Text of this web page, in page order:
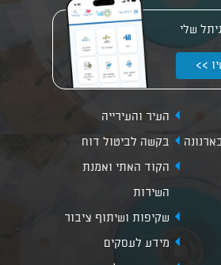
שלי
>>
העיר והעירייה
בקשה לביטול דוח
הקוד האתי ואמנת
השירות
שקיפות ושיתוף ציבור
מידע לעסקים